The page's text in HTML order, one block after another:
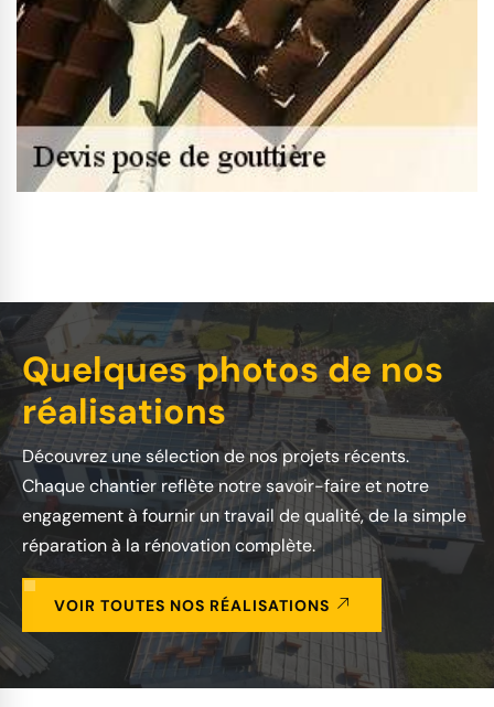
Quelques photos de nos
réalisations
Découvrez une sélection de nos projets récents.
Chaque chantier reflète notre savoir-faire et notre
engagement à fournir un travail de qualité, de la simple
réparation à la rénovation complète.
VOIR TOUTES NOS RÉALISATIONS